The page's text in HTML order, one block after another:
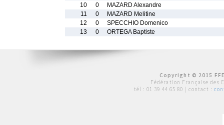
10
0
MAZARD Alexandre
11
0
MAZARD Melitine
12
0
SPECCHIO Domenico
13
0 ORTEGA Baptiste
Copyright © 2015
Fédération Française des
tél : 01 39 44 65 80 | contact :